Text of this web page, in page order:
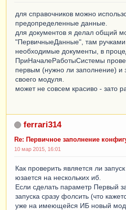
для справочников можно
предопределенные данные.
для документов я делал общий
"ПервичныеДанные", там
необходимые документы, в
ПриНачалеРаботыСистемы
первым (нужно ли заполнение) и
своего модуля.
может не совсем красиво - зато
ferrari314
Re: Первичное заполнение
10 мар 2015, 16:01
Как проверить является ли
юзается на нескольких иб.
Если сделать параметр Первый
запуска сразу фолсить (что
уже на имеющейся ИБ новый